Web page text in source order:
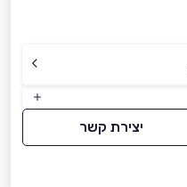
יצירת קשר